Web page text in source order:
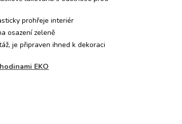
prohřeje interiér
osazení zeleně
je připraven ihned k dekoraci
hodinami EKO